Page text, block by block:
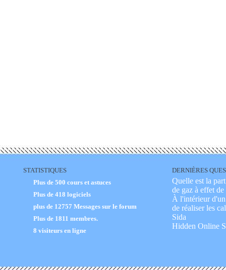
STATISTIQUES
Plus de 500 cours et astuces
Plus de 418 logiciels
plus de 12757 Messages sur le forum
Plus de 1811 membres.
8 visiteurs en ligne
DERNIÈRES
Quelle est la
de gaz à effet de
À l'intérieur d'un
de réaliser les
Sida
Hidden Online